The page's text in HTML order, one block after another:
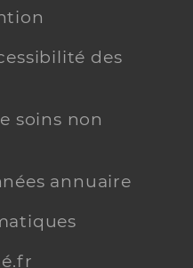
des
soins non
annuaire